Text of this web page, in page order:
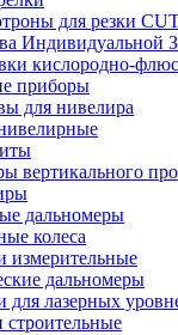
для резки
Индивидуальной
кислородно-
приборы
для нивелира
вертикального
дальномеры
колеса
измерительные
дальномеры
для лазерных
строительные